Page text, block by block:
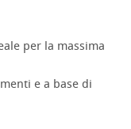
per la massima
e a base di